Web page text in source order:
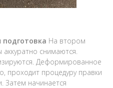
На втором
снимаются.
Деформированное
проходит процедуру правки
Затем начинается